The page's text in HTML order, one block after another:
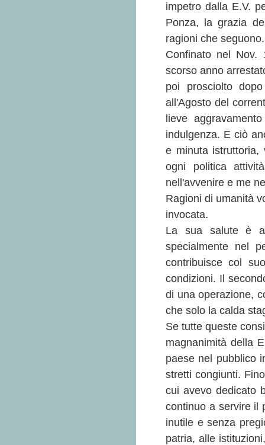
impetro dalla E.V.
Ponza, la grazia
ragioni che seguono.
Confinato nel Nov.
scorso anno
poi prosciolto
all'Agosto del
lieve
indulgenza. E ciò
e minuta
ogni politica
nell'avvenire e me
Ragioni di umanità
invocata.
La sua salute è
specialmente nel
contribuisce col
condizioni. Il
di una operazione,
che solo la calda
Se tutte queste
magnanimità della
paese nel pubblico
stretti congiunti.
cui avevo dedicato
continuo a servire il
inutile e senza
patria, alle